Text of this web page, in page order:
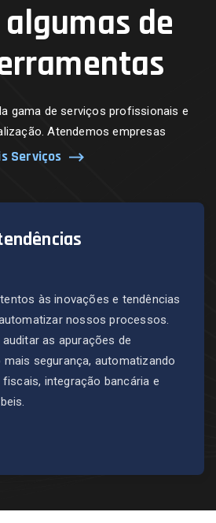
de
gama de serviços profissionais e
Atendemos empresas
Serviços
às inovações e tendências
nossos processos.
as apurações de
segurança, automatizando
integração bancária e